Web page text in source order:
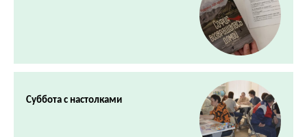
Суббота с настолками